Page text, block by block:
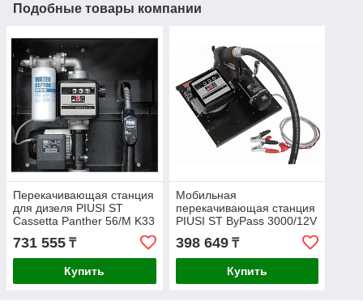
Подобные товары компании
Перекачивающая станция
для дизеля PIUSI ST
Cassetta Panther 56/M K33
A60 F00365P0A
731 555 ₸
Купить
Мобильная
перекачивающая станция
PIUSI ST ByPass 3000/12V
K33 для дизеля 40л/мин
F0023500B
398 649₸
Купить